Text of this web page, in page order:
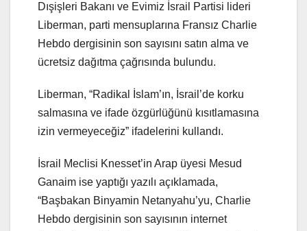
Dışişleri Bakanı ve Evimiz İsrail Partisi lideri
Liberman, parti mensuplarına Fransız Charlie
Hebdo dergisinin son sayısını satın alma ve
ücretsiz dağıtma çağrısında bulundu.
Liberman, “Radikal İslam’ın, İsrail’de korku
salmasına ve ifade özgürlüğünü kısıtlamasına
izin vermeyeceğiz” ifadelerini kullandı.
İsrail Meclisi Knesset’in Arap üyesi Mesud
Ganaim ise yaptığı yazılı açıklamada,
“Başbakan Binyamin Netanyahu’yu, Charlie
Hebdo dergisinin son sayısının internet